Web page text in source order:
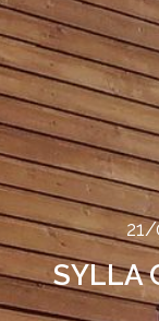
SYLLA